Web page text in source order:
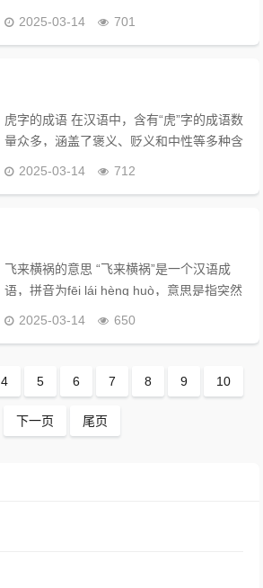
2025-03-14 701
虎字的成语 在汉语中，含有“虎”字的成语数
量众多，涵盖了褒义、贬义和中性等多种含
2025-03-14 712
飞来横祸的意思 “飞来横祸”是一个汉语成
语，拼音为fēi lái hèng huò，意思是指突然
2025-03-14 650
4 5 6 7 8 9 10
下一页 尾页